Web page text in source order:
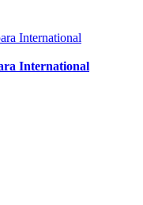
International